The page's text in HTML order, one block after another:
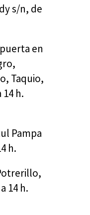
s/n, de
en
Taquio,
h.
Pampa
h.
14 h.